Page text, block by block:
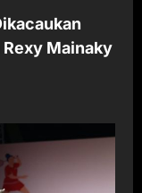
Mainaky